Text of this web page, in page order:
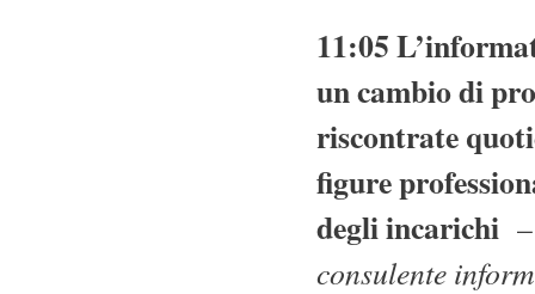
11:05
un cambio di
riscontrate
figure
degli incarichi
consulente